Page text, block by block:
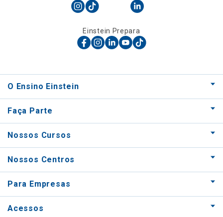
Einstein Prepara
O Ensino Einstein
Faça Parte
Nossos Cursos
Nossos Centros
Para Empresas
Acessos